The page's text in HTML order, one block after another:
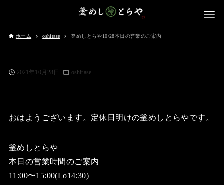
ホーム oshirase 釜めしとらや10/28本日の営業のご案内
2021年10月28日 oshirase
おはようございます。定休日明けの釜めしとらやです。
釜めしとらや
本日の営業時間のご案内
11:00〜15:00(Lo14:30)